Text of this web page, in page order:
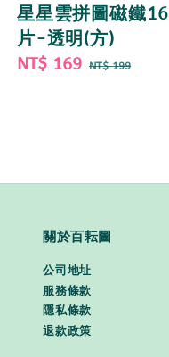
星星雲拼圖磁鐵16
片-透明(方)
Sale
NT$ 169 Regular
NT$ 199
關於百耘圖
公司地址
服務條款
隱私條款
退款政策